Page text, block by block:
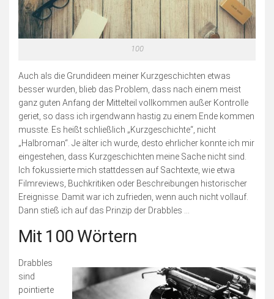
Datenschutzerklärung
Schnellfinder
100
Auch als die Grundideen meiner Kurzgeschichten etwas
besser wurden, blieb das Problem, dass nach einem meist
ganz guten Anfang der Mittelteil vollkommen außer Kontrolle
geriet, so dass ich irgendwann hastig zu einem Ende kommen
musste. Es heißt schließlich „Kurzgeschichte“, nicht
„Halbroman“. Je älter ich wurde, desto ehrlicher konnte ich mir
eingestehen, dass Kurzgeschichten meine Sache nicht sind.
Ich fokussierte mich stattdessen auf Sachtexte, wie etwa
Filmreviews, Buchkritiken oder Beschreibungen historischer
Ereignisse. Damit war ich zufrieden, wenn auch nicht vollauf.
Dann stieß ich auf das Prinzip der Drabbles …
Mit 100 Wörtern
Drabbles
sind
pointierte